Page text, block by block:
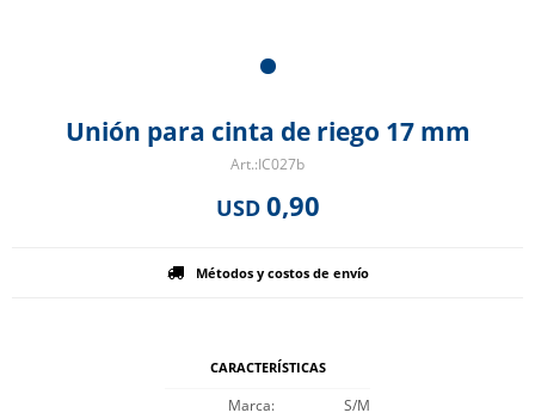
Unión para cinta de riego 17 mm
IC027b
USD 0,90
Métodos y costos de envío
CARACTERÍSTICAS
Marca S/M